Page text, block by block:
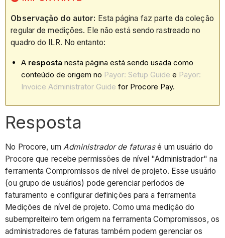
Observação do autor: Esta página faz parte da coleção
regular de medições. Ele não está sendo rastreado no
quadro do ILR. No entanto:
A resposta nesta página está sendo usada como
conteúdo de origem no Payor: Setup Guide e Payor:
Invoice Administrator Guide for Procore Pay.
Resposta
No Procore, um Administrador de faturasé um usuário do
Procore que recebe permissões de nível "Administrador" na
ferramenta Compromissos de nível de projeto. Esse usuário
(ou grupo de usuários) pode gerenciar períodos de
faturamento e configurar definições para a ferramenta
Medições de nível de projeto. Como uma medição do
subempreiteiro tem origem na ferramenta Compromissos, os
administradores de faturas também podem gerenciar os